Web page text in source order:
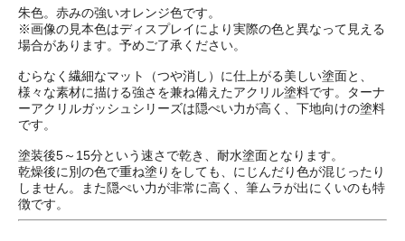
朱色。赤みの強いオレンジ色です。
※画像の見本色はディスプレイにより実際の色と異なって見える
場合があります。予めご了承ください。
むらなく繊細なマット（つや消し）に仕上がる美しい塗面と、
様々な素材に描ける強さを兼ね備えたアクリル塗料です。ターナ
ーアクリルガッシュシリーズは隠ぺい力が高く、下地向けの塗料
です。
塗装後5～15分という速さで乾き、耐水塗面となります。
乾燥後に別の色で重ね塗りをしても、にじんだり色が混じったり
しません。また隠ぺい力が非常に高く、筆ムラが出にくいのも特
徴です。